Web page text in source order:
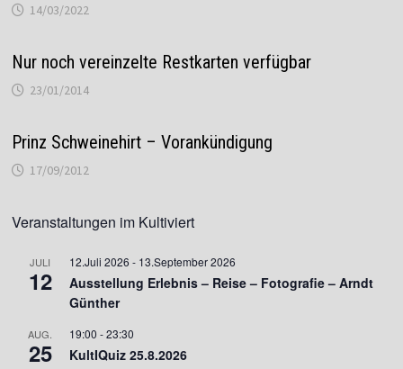
14/03/2022
Nur noch vereinzelte Restkarten verfügbar
23/01/2014
Prinz Schweinehirt – Vorankündigung
17/09/2012
Veranstaltungen im Kultiviert
JULI
12
12.Juli 2026 - 13.September 2026
Ausstellung Erlebnis – Reise – Fotografie – Arndt
Günther
AUG.
25
19:00 -23:30
KultIQuiz 25.8.2026